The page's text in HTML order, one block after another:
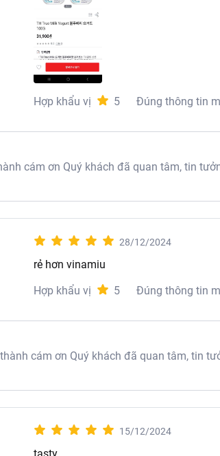
Hợp khẩu vị 5 Đúng thông tin
cám ơn Quý khách đã quan tâm, tin
28/12/2024
rẻ hơn vinamiu
Hợp khẩu vị
5 Đúng thông tin
cám ơn Quý khách đã quan tâm, tin
15/12/2024